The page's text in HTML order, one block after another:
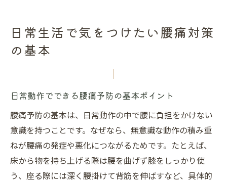
日常生活で気をつけたい腰痛対策
の基本
日常動作でできる腰痛予防の基本ポイント
腰痛予防の基本は、日常動作の中で腰に負担をかけない
意識を持つことです。なぜなら、無意識な動作の積み重
ねが腰痛の発症や悪化につながるためです。たとえば、
床から物を持ち上げる際は腰を曲げず膝をしっかり使
う、座る際には深く腰掛けて背筋を伸ばすなど、具体的